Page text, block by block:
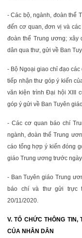
- Các bộ, ngành, đoàn thể
đến cơ quan, đơn vị và
đoàn thể Trung ương; xây
dân qua thư, gửi về Ban
- Bộ Ngoại giao chỉ đạo
tiếp nhận thư góp ý kiến
văn kiện trình Đại hội XIII
góp ý gửi về Ban Tuyên
- Các cơ quan báo chí
ngành, đoàn thể Trung
cáo tổng hợp ý kiến đóng
giáo Trung ương trước
- Ban Tuyên giáo Trung
báo chí và thư gửi trực
20/11/2020.
V. TỔ CHỨC THÔNG TIN,
CỦA NHÂN DÂN